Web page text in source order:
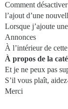
Comment
l’ajout d’une
Lorsque j’ajoute
Annonces
À l’intérieur de
À propos de la
Et je ne peux pas
S’il vous plaît,
Merci